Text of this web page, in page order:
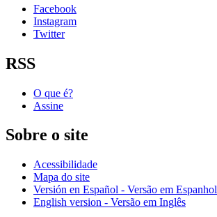
Facebook
Instagram
Twitter
RSS
O que é?
Assine
Sobre o site
Acessibilidade
Mapa do site
Versión en Español - Versão em Espanhol
English version - Versão em Inglês